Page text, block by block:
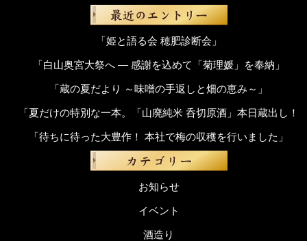
「姫と語る会 穂肥診断会」
「白山奥宮大祭へ ― 感謝を込めて「菊理媛」を奉納」
「蔵の夏だより ～味噌の手返しと畑の恵み～」
「夏だけの特別な一本。「山廃純米 呑切原酒」本日蔵出し！
「待ちに待った大豊作！ 本社で梅の収穫を行いました」
お知らせ
イベント
酒造り